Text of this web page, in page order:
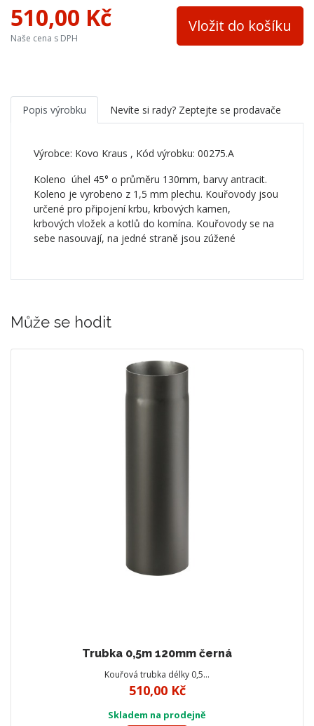
510,00 Kč
Naše cena s DPH
Vložit do košíku
Popis výrobku Nevíte si rady? Zeptejte se prodavače
Výrobce: Kovo Kraus , Kód výrobku: 00275.A
Koleno úhel 45° o průměru 130mm, barvy antracit.
Koleno je vyrobeno z 1,5 mm plechu. Kouřovody jsou
určené pro připojení krbu, krbových kamen,
krbových vložek a kotlů do komína. Kouřovody se na
sebe nasouvají, na jedné straně jsou zúžené
Může se hodit
Trubka 0,5m 120mm černá
Kouřová trubka délky 0,5…
510,00 Kč
Skladem na prodejně